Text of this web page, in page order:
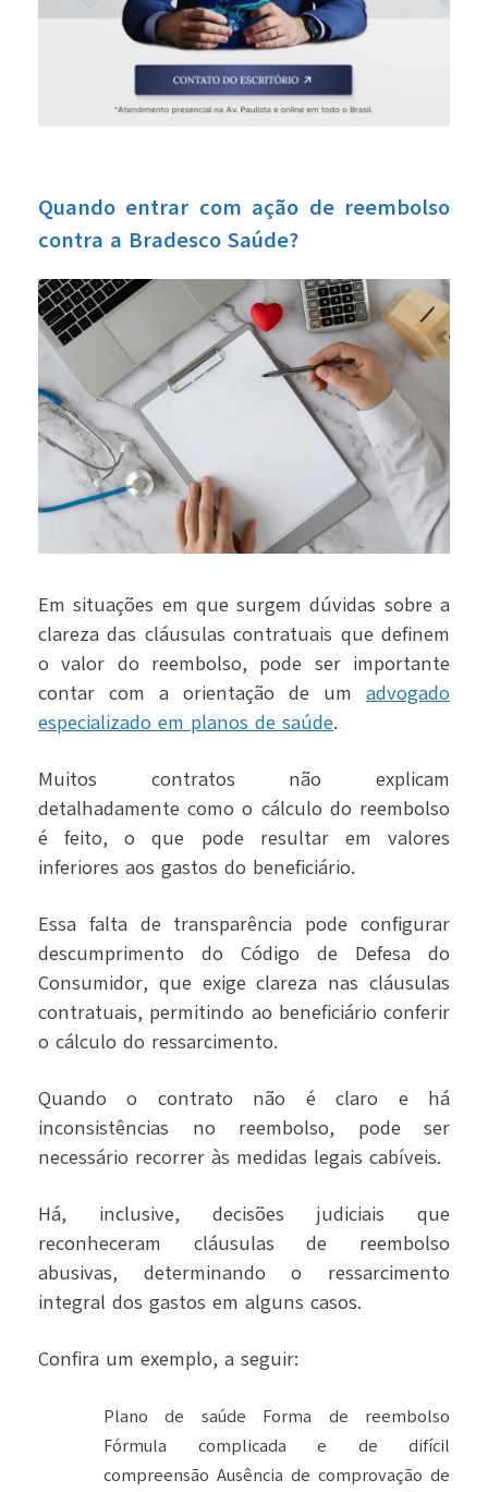
Quando entrar com ação de reembolso
contra a Bradesco Saúde?
Em situações em que surgem dúvidas sobre a
clareza das cláusulas contratuais que definem
o valor do reembolso, pode ser importante
contar com a orientação de um advogado
especializado em planos de saúde.
Muitos contratos não explicam
detalhadamente como o cálculo do reembolso
é feito, o que pode resultar em valores
inferiores aos gastos do beneficiário.
Essa falta de transparência pode configurar
descumprimento do Código de Defesa do
Consumidor, que exige clareza nas cláusulas
contratuais, permitindo ao beneficiário conferir
o cálculo do ressarcimento.
Quando o contrato não é claro e há
inconsistências no reembolso, pode ser
necessário recorrer às medidas legais cabíveis.
Há, inclusive, decisões judiciais que
reconheceram cláusulas de reembolso
abusivas, determinando o ressarcimento
integral dos gastos em alguns casos.
Confira um exemplo, a seguir:
Plano de saúde Forma de reembolso
Fórmula complicada e de difícil
compreensão Ausência de comprovação de